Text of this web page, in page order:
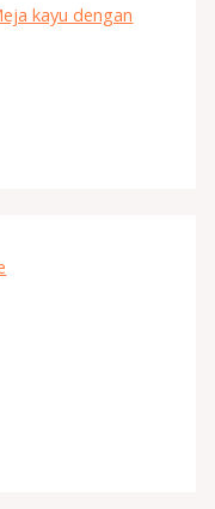
kayu dengan